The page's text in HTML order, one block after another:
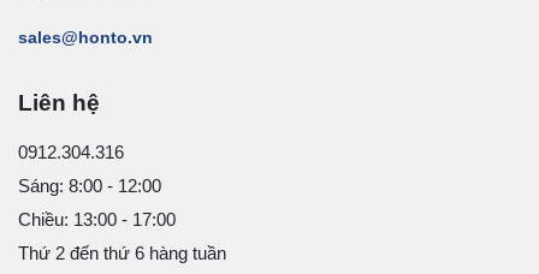
sales@honto.vn
Liên hệ
0912.304.316
Sáng: 8:00 - 12:00
Chiều: 13:00 - 17:00
Thứ 2 đến thứ 6 hàng tuần